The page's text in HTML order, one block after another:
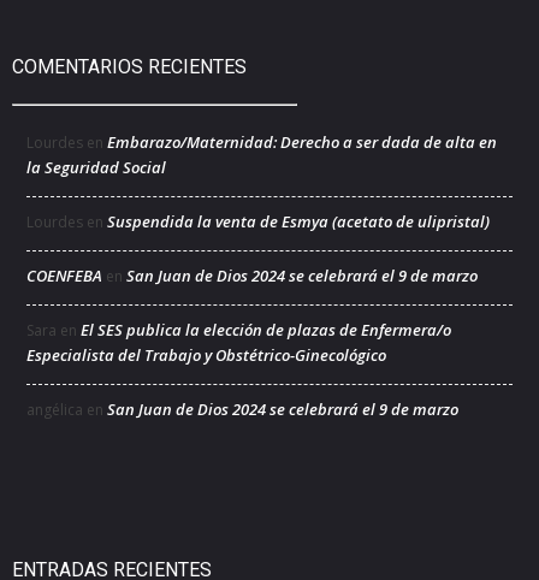
COMENTARIOS RECIENTES
Lourdes en Embarazo/Maternidad: Derecho a ser dada de alta en
la Seguridad Social
Lourdes en Suspendida la venta de Esmya (acetato de ulipristal)
COENFEBA en San Juan de Dios 2024 se celebrará el 9 de marzo
Sara en El SES publica la elección de plazas de Enfermera/o
Especialista del Trabajo y Obstétrico-Ginecológico
angélica en San Juan de Dios 2024 se celebrará el 9 de marzo
ENTRADAS RECIENTES